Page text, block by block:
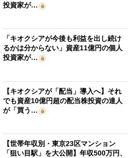
投資家が…
「キオクシアが今後も利益を出し続け
るかは分からない」資産11億円の個人
投資家が…
【キオクシアが「配当」導入へ】それ
でも資産10億円超の配当株投資の達人
が「買う…
【世帯年収別・東京23区マンション
「狙い目駅」を大公開】年収500万円、